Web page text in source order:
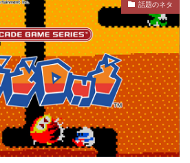
話題のネタ